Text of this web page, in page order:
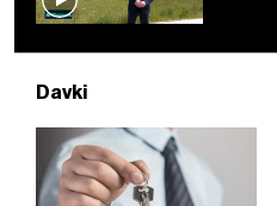
Davki